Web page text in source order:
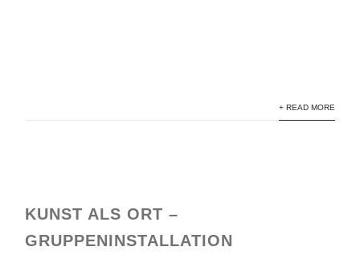
+ READ MORE
KUNST ALS ORT –
GRUPPENINSTALLATION